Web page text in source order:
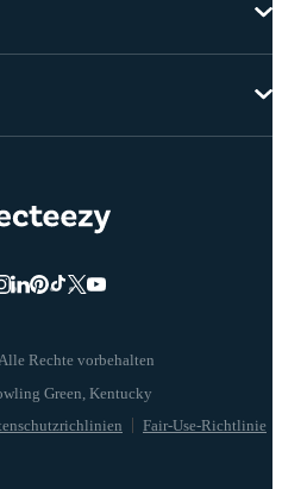
Rechte vorbehalten
Fair-Use-Richtlinie